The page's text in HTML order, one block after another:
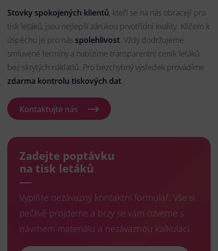
Stovky spokojených klientů, kteří se na nás obracejí pro
tisk letáků, jsou nejlepší zárukou prvotřídní kvality. Klíčem k
úspěchu je pro nás spolehlivost. Vždy dodržujeme
smluvené termíny a nabízíme transparentní ceník letáků
bez skrytých nákladů. Pro bezchybný výsledek provádíme
zdarma kontrolu tiskových dat.
Kontaktujte nás
Zadejte poptávku
na tisk letáků
Vyplňte nezávazný kontaktní formulář. Vše si
pečlivě projdeme a brzy se vám ozveme s
návrhem materiálu a nezávaznou kalkulací.